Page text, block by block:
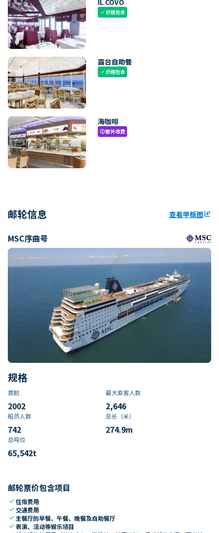
check价格包含
露台自助餐
check价格包含
海咖啡
paid额外收费
邮轮信息 查看甲板图ungroup
MSC序曲号
规格
首航
2002
最大乘客人数
2,646
船员人数
742
总长（米）
274.9m
总吨位
65,542t
邮轮票价包含项目
check住宿费用
check 交通费用
check 主餐厅的早餐、午餐、晚餐及自助餐厅
check表演、活动等娱乐项目